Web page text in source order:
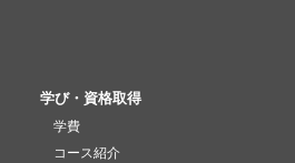
学び・資格取得
学費
コース紹介